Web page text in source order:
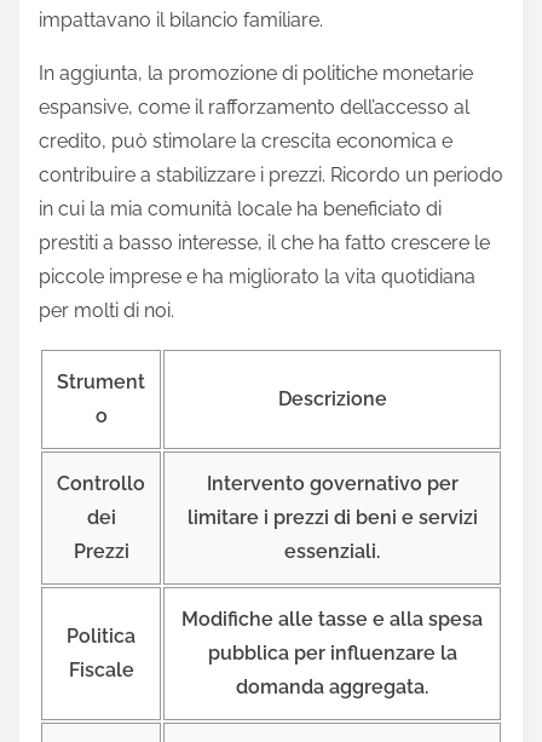
impattavano il bilancio familiare.
In aggiunta, la promozione di politiche monetarie
espansive, come il rafforzamento dell’accesso al
credito, può stimolare la crescita economica e
contribuire a stabilizzare i prezzi. Ricordo un periodo
in cui la mia comunità locale ha beneficiato di
prestiti a basso interesse, il che ha fatto crescere le
piccole imprese e ha migliorato la vita quotidiana
per molti di noi.
Strument
o
Descrizione
Controllo
dei
Prezzi
Intervento governativo per
limitare i prezzi di beni e servizi
essenziali.
Politica
Fiscale
Modifiche alle tasse e alla spesa
pubblica per influenzare la
domanda aggregata.